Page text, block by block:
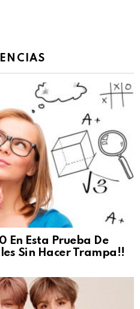
En Esta Prueba De
Sin Hacer Trampa!!